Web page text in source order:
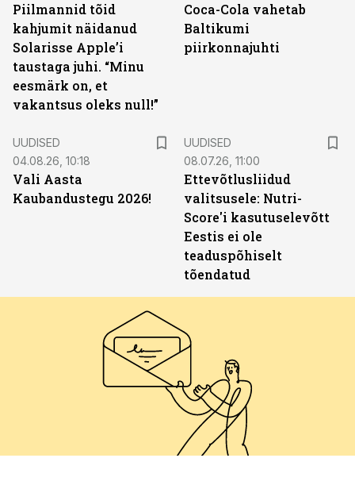
Piilmannid tõid
kahjumit näidanud
Solarisse Apple’i
taustaga juhi. “Minu
eesmärk on, et
vakantsus oleks null!”
Coca-Cola vahetab
Baltikumi
piirkonnajuhti
UUDISED
04.08.26, 10:18
Vali Aasta
Kaubandustegu 2026!
UUDISED
08.07.26, 11:00
Ettevõtlusliidud
valitsusele: Nutri-
Score'i kasutuselevõtt
Eestis ei ole
teaduspõhiselt
tõendatud